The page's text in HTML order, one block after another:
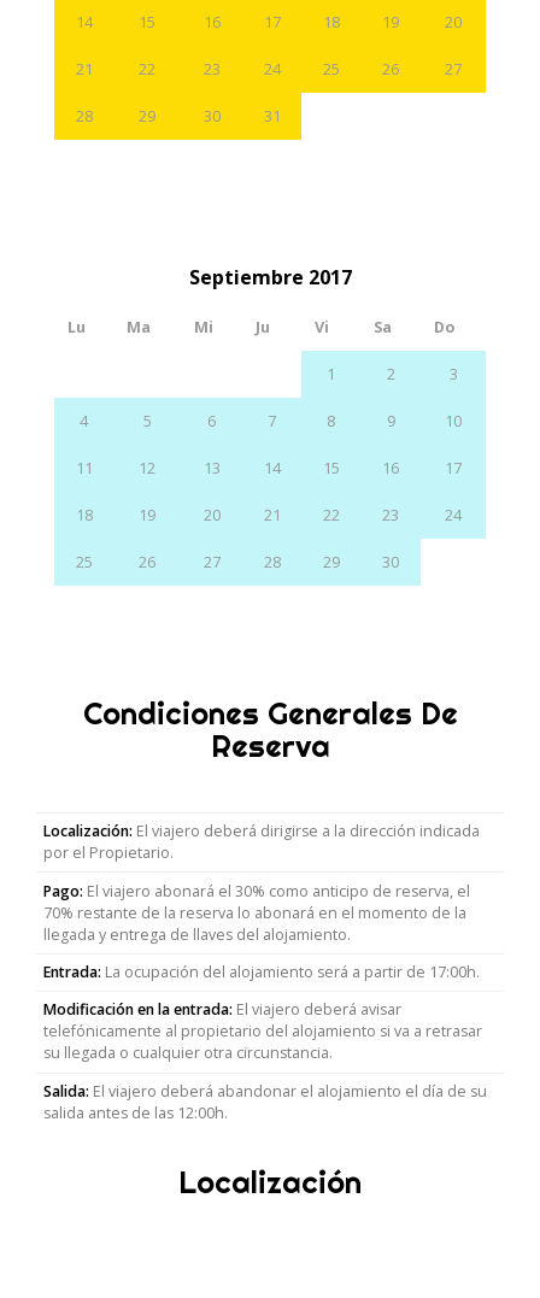
14 15 16 17 18 19 20
21 22 23 24 25 26 27
28 29 30 31
Septiembre 2017
Lu Ma Mi Ju Vi Sa Do
1 2 3
4 5 6 7 8 9 10
11 12 13 14 15 16 17
18 19 20 21 22 23 24
25 26 27 28 29 30
Condiciones Generales De
Reserva
Localización: El viajero deberá dirigirse a la dirección indicada
por el Propietario.
Pago: El viajero abonará el 30% como anticipo de reserva, el
70% restante de la reserva lo abonará en el momento de la
llegada y entrega de llaves del alojamiento.
Entrada: La ocupación del alojamiento será a partir de 17:00h.
Modificación en la entrada: El viajero deberá avisar
telefónicamente al propietario del alojamiento si va a retrasar
su llegada o cualquier otra circunstancia.
Salida: El viajero deberá abandonar el alojamiento el día de su
salida antes de las 12:00h.
Localización